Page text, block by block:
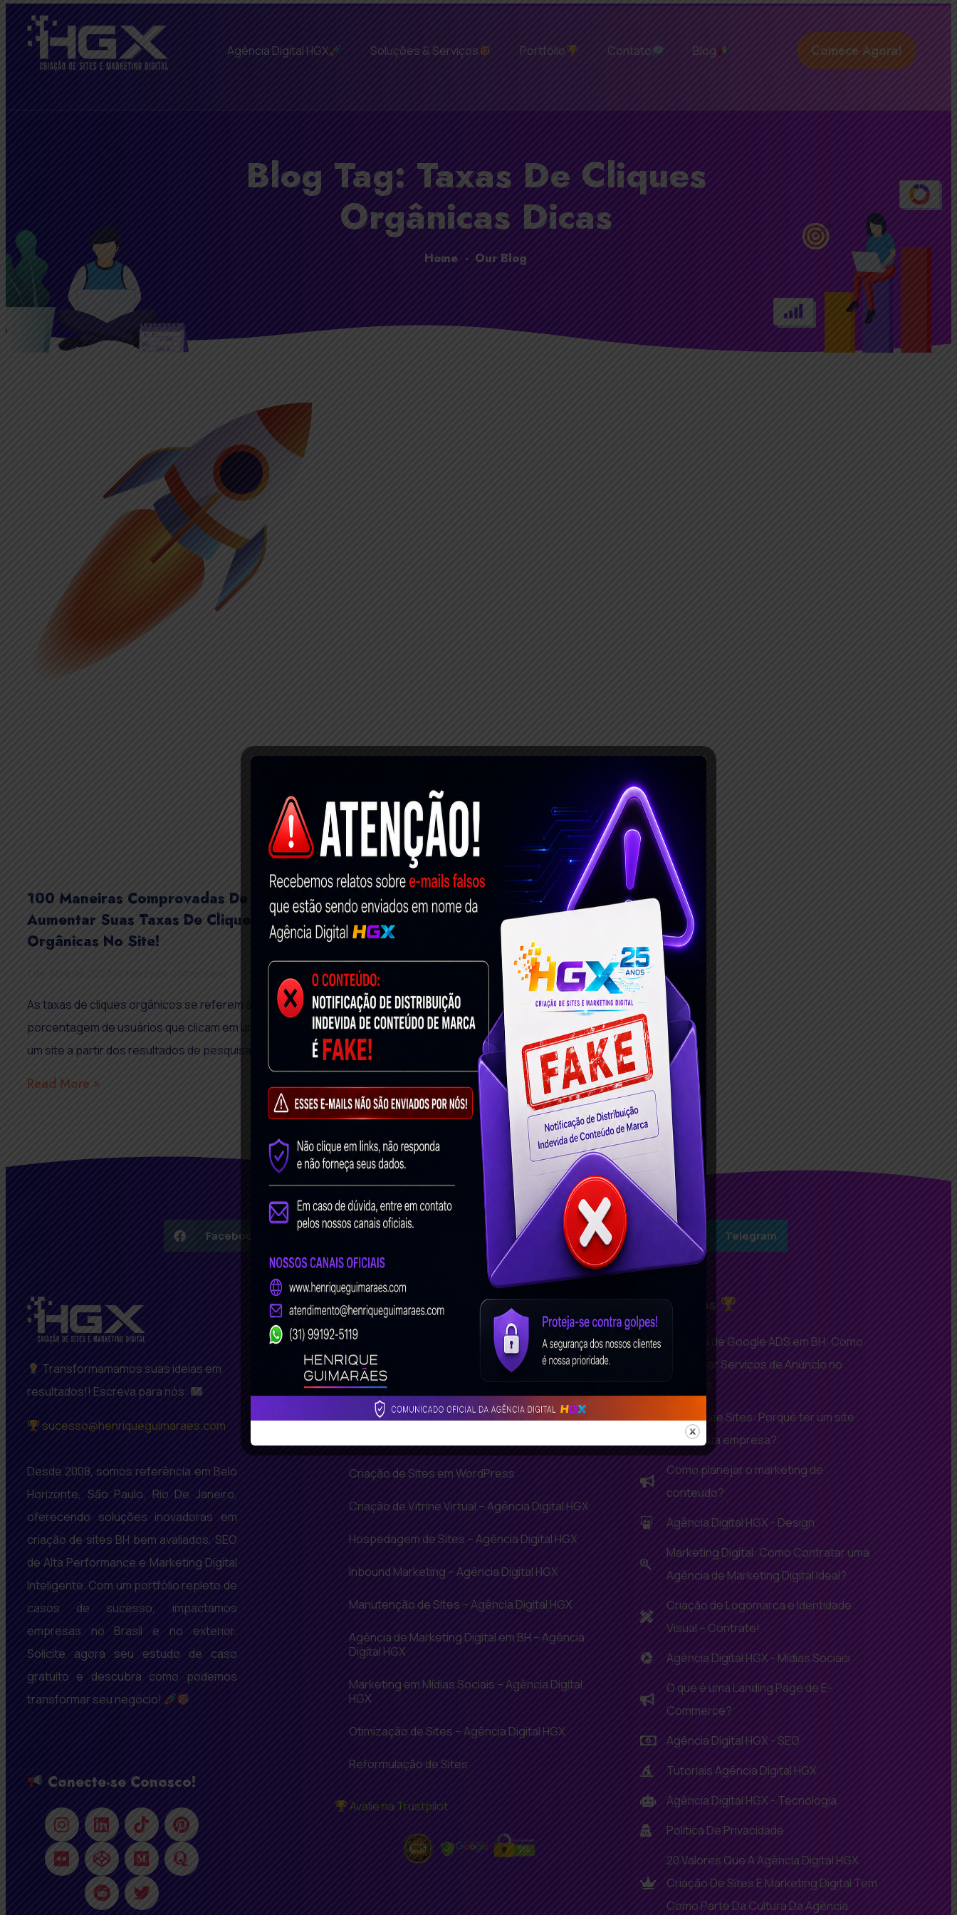
Agência Digital HGX Soluções & Serviços Portfólio Contato Blog Comece Agora!
Blog Tag: Taxas De Cliques
Orgânicas Dicas
Home - Our Blog
100 Maneiras Comprovadas De
Aumentar Suas Taxas De Cliques
Orgânicas No Site!
As taxas de cliques orgânicos se referem à
porcentagem de usuários que clicam em um link para
um site a partir dos resultados de pesquisa
Read More »
Facebook Email WhatsApp Telegram
Transformamamos suas ideias em
resultados!! Escreva para nós:
sucesso@henriqueguimaraes.com
Desde 2008, somos referência em Belo
Horizonte, São Paulo, Rio De Janeiro,
oferecendo soluções inovadoras em
criação de sites BH bem avaliados, SEO
de Alta Performance e Marketing Digital
Inteligente. Com um portfólio repleto de
casos de sucesso, impactamos
empresas no Brasil e no exterior.
Solicite agora seu estudo de caso
gratuito e descubra como podemos
transformar seu negócio!
Conecte-se Conosco!
Soluções Inteligentes
Agência de Google Adwords
Criação de Landing Page – Agência Digital
HGX
Criação de Sites em WordPress
Criação de Vitrine Virtual – Agência Digital HGX
Hospedagem de Sites – Agência Digital HGX
Inbound Marketing – Agência Digital HGX
Manutenção de Sites – Agência Digital HGX
Agência de Marketing Digital em BH – Agência
Digital HGX
Marketing em Mídias Sociais – Agência Digital
HGX
Otimização de Sites – Agência Digital HGX
Reformulação de Sites
Avalie na Trustpilot
Conteúdos
Agência de Google ADS em BH: Como
Contratar Serviços de Anúncio no
Criação de Sites: Porquê ter um site
para a sua empresa?
Como planejar o marketing de
conteúdo?
Agência Digital HGX - Design
Marketing Digital: Como Contratar uma
Agência de Marketing Digital Ideal?
Criação de Logomarca e Identidade
Visual – Contrate!
Agência Digital HGX - Mídias Sociais
O que é uma Landing Page de E-
Commerce?
Agência Digital HGX - SEO
Tutoriais Agência Digital HGX
Agência Digital HGX - Tecnologia
Política De Privacidade
20 Valores Que A Agência Digital HGX
Criação De Sites E Marketing Digital Tem
Como Parte Da Cultura Da Agência